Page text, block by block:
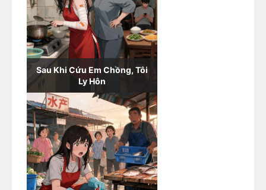
Sau Khi Cứu Em Chồng, Tôi
Ly Hôn